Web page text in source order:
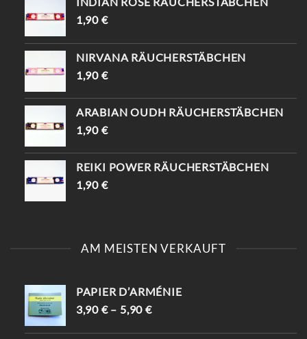
1,90 €
NIRVANA RÄUCHERSTÄBCHEN
1,90 €
ARABIAN OUDH RÄUCHERSTÄBCHEN
1,90 €
REIKI POWER RÄUCHERSTÄBCHEN
1,90 €
AM MEISTEN VERKAUFT
PAPIER D’ARMÉNIE
3,90 €– 5,90€